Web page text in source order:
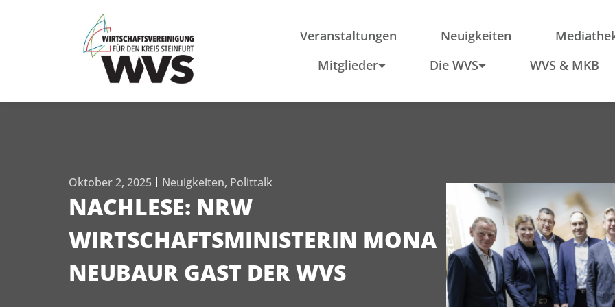
Veranstaltungen Neuigkeiten
Mitglieder
Die WVS WVS & MKB
Anfahrt
Oktober 2, 2025 Neuigkeiten, Polittalk
NACHLESE: NRW
WIRTSCHAFTSMINISTERIN MONA
NEUBAUR GAST DER WVS